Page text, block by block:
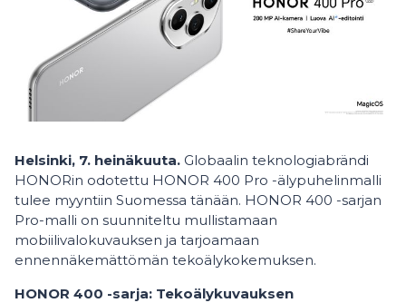
Helsinki, 7. heinäkuuta. Globaalin teknologiabrändi
HONORin odotettu HONOR 400 Pro -älypuhelinmalli
tulee myyntiin Suomessa tänään. HONOR 400 -sarjan
Pro-malli on suunniteltu mullistamaan
mobiilivalokuvauksen ja tarjoamaan
ennennäkemättömän tekoälykokemuksen.
HONOR 400 -sarja: Tekoälykuvauksen